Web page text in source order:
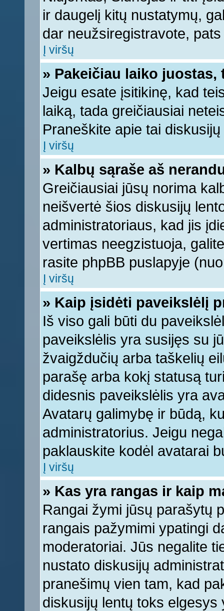
ir daugelį kitų nustatymų,
dar neužsiregistravote,
Į viršų
» Pakeičiau laiko
Jeigu esate įsitikinę, kad
laiką, tada greičiausiai
Praneškite apie tai
Į viršų
» Kalbų sąraše aš
Greičiausiai jūsų norima
neišvertė šios diskusijų
administratoriaus, kad jis
vertimas neegzistuoja,
rasite phpBB puslapyje
Į viršų
» Kaip įsidėti paveikslėlį
Iš viso gali būti du
paveikslėlis yra susijęs su
žvaigždučių arba taškelių
parašę arba kokį statusą
didesnis paveikslėlis yra
Avatarų galimybę ir būdą,
administratorius. Jeigu
paklauskite kodėl avatarai
Į viršų
» Kas yra rangas ir kaip
Rangai žymi jūsų parašytų
rangais pažymimi ypatingi
moderatoriai. Jūs negalite
nustato diskusijų
pranešimų vien tam, kad
diskusijų lentų toks